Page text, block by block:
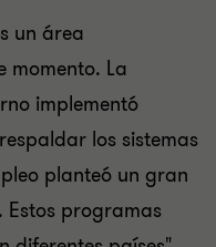
un área
momento. La
implementó
los sistemas
planteó un gran
Estos programas